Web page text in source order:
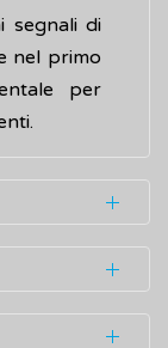
segnali di
nel primo
per
dal
sua
è